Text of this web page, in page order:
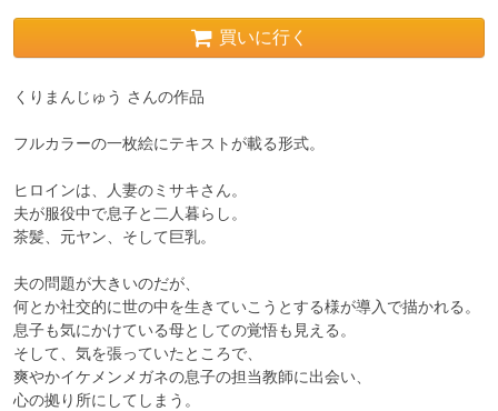
買いに行く
くりまんじゅう さんの作品
フルカラーの一枚絵にテキストが載る形式。
ヒロインは、人妻のミサキさん。
夫が服役中で息子と二人暮らし。
茶髪、元ヤン、そして巨乳。
夫の問題が大きいのだが、
何とか社交的に世の中を生きていこうとする様が導入で描かれる。
息子も気にかけている母としての覚悟も見える。
そして、気を張っていたところで、
爽やかイケメンメガネの息子の担当教師に出会い、
心の拠り所にしてしまう。